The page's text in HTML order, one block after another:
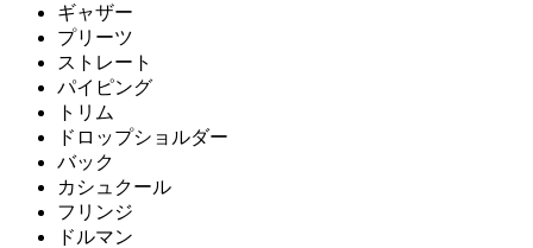
ギャザー
プリーツ
ストレート
パイピング
トリム
ドロップショルダー
バック
カシュクール
フリンジ
ドルマン